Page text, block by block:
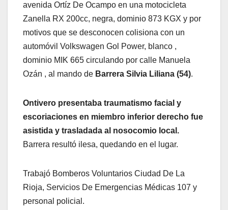
avenida Ortíz De Ocampo en una motocicleta
Zanella RX 200cc, negra, dominio 873 KGX y por
motivos que se desconocen colisiona con un
automóvil Volkswagen Gol Power, blanco ,
dominio MIK 665 circulando por calle Manuela
Ozán , al mando de Barrera Silvia Liliana (54).
Ontivero presentaba traumatismo facial y
escoriaciones en miembro inferior derecho fue
asistida y trasladada al nosocomio local.
Barrera resultó ilesa, quedando en el lugar.
Trabajó Bomberos Voluntarios Ciudad De La
Rioja, Servicios De Emergencias Médicas 107 y
personal policial.